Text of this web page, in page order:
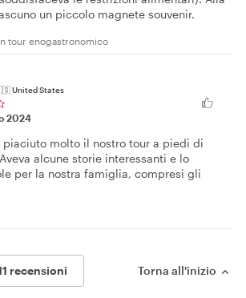
un piccolo magnete souvenir.
tour enogastronomico
United States
2024
molto il nostro tour a piedi di
alcune storie interessanti e lo
per la nostra famiglia, compresi gli
recensioni Torna all'inizio